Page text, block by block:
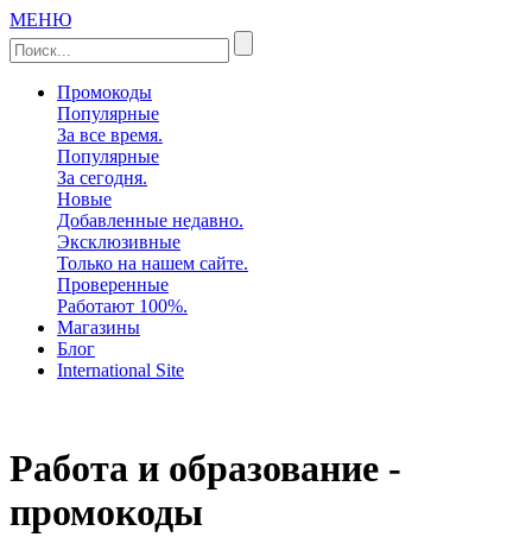
МЕНЮ
Промокоды
Популярные
За все время.
Популярные
За сегодня.
Новые
Добавленные недавно.
Эксклюзивные
Только на нашем сайте.
Проверенные
Работают 100%.
Магазины
Блог
International Site
Работа и образование -
промокоды